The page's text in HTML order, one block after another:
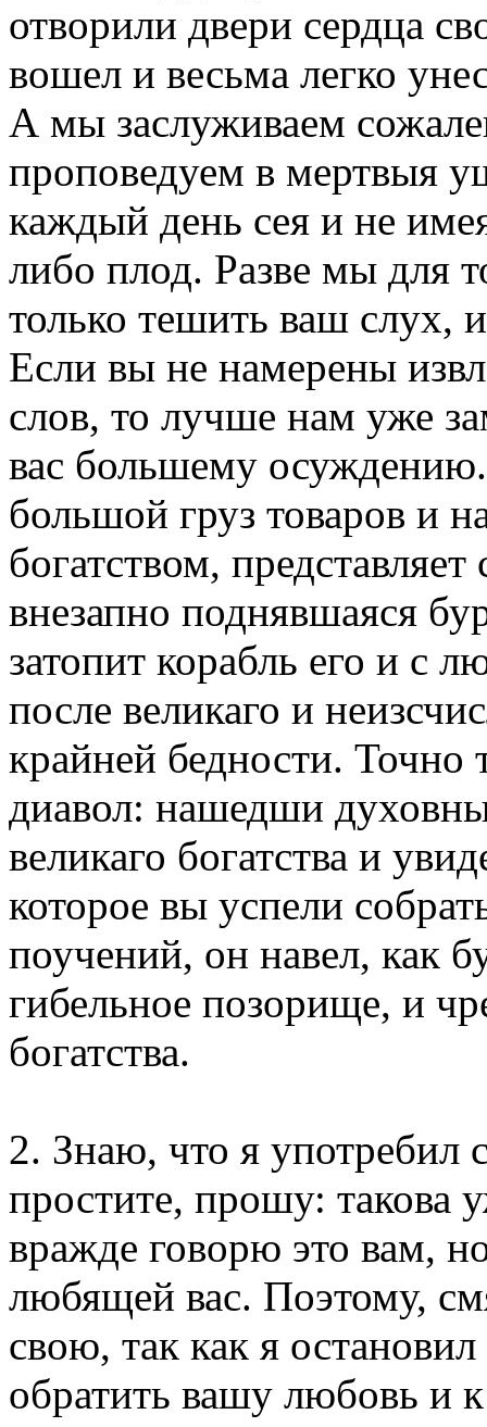
отворили двери сердца
вошел и весьма легко
А мы заслуживаем
проповедуем в мертвыя
каждый день сея и не
либо плод. Разве мы для
только тешить ваш слух,
Если вы не намерены
слов, то лучше нам уже
вас большему
большой груз товаров и
богатством,
внезапно поднявшаяся
затопит корабль его и с
после великаго и
крайней бедности. Точно
диавол: нашедши
великаго богатства и
которое вы успели
поучений, он навел, как
гибельное позорище, и
богатства.
2. Знаю, что я употребил
простите, прошу: такова
вражде говорю это вам,
любящей вас. Поэтому,
свою, так как я
обратить вашу любовь и